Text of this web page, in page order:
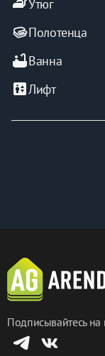
ironУтюг
Полотенца
bathtubВанна
elevatorЛифт
Подписывайтесь на